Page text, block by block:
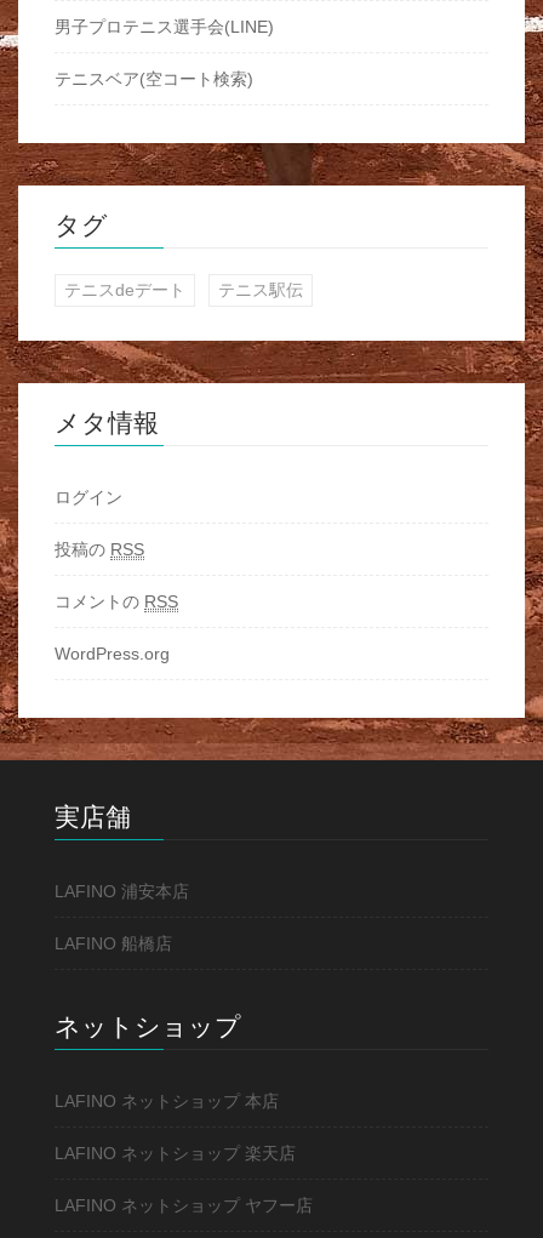
男子プロテニス選手会(LINE)
テニスベア(空コート検索)
タグ
テニスdeデート テニス駅伝
メタ情報
ログイン
投稿の RSS
コメントの RSS
WordPress.org
実店舗
LAFINO 浦安本店
LAFINO 船橋店
ネットショップ
LAFINO ネットショップ 本店
LAFINO ネットショップ 楽天店
LAFINO ネットショップ ヤフー店